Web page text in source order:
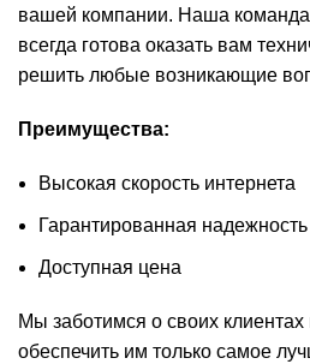
вашей компании. Наша
всегда готова оказать вам
решить любые возникающие
Преимущества:
Высокая скорость интернета
Гарантированная
Доступная цена
Мы заботимся о своих
обеспечить им только самое